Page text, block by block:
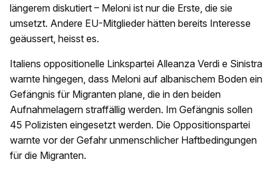
längerem diskutiert – Meloni ist nur die Erste, die sie
umsetzt. Andere EU-Mitglieder hätten bereits Interesse
geäussert, heisst es.
Italiens oppositionelle Linkspartei Alleanza Verdi e Sinistra
warnte hingegen, dass Meloni auf albanischem Boden ein
Gefängnis für Migranten plane, die in den beiden
Aufnahmelagern straffällig werden. Im Gefängnis sollen
45 Polizisten eingesetzt werden. Die Oppositionspartei
warnte vor der Gefahr unmenschlicher Haftbedingungen
für die Migranten.